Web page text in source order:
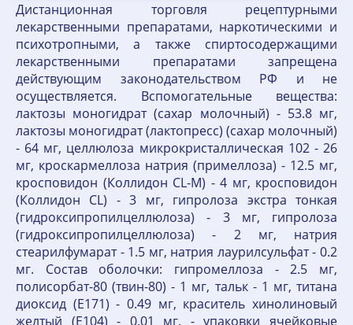
Дистанционная торговля рецептурными
лекарственными препаратами, наркотическими и
психотропными, а также спиртосодержащими
лекарственными препаратами запрещена
действующим законодательством РФ и не
осуществляется. Вспомогательные вещества:
лактозы моногидрат (сахар молочный) - 53.8 мг,
лактозы моногидрат (лактопресс) (сахар молочный)
- 64 мг, целлюлоза микрокристаллическая 102 - 26
мг, кроскармеллоза натрия (примеллоза) - 12.5 мг,
кросповидон (Коллидон CL-M) - 4 мг, кросповидон
(Коллидон CL) - 3 мг, гипролоза экстра тонкая
(гидроксипропилцеллюлоза) - 3 мг, гипролоза
(гидроксипропилцеллюлоза) - 2 мг, натрия
стеарилфумарат - 1.5 мг, натрия лаурилсульфат - 0.2
мг. Состав оболочки: гипромеллоза - 2.5 мг,
полисорбат-80 (твин-80) - 1 мг, тальк - 1 мг, титана
диоксид (Е171) - 0.49 мг, краситель хинолиновый
желтый (Е104) - 0.01 мг. - упаковки ячейковые